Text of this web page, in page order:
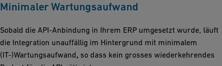
Minimaler Wartungsaufwand
Sobald die API-Anbindung in Ihrem ERP umgesetzt wurde, läuft
die Integration unauffällig im Hintergrund mit minimalem
(IT-)Wartungsaufwand, so dass kein grosses wiederkehrendes